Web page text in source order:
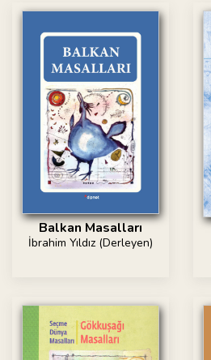
Balkan Masalları
İbrahim Yıldız (Derleyen)